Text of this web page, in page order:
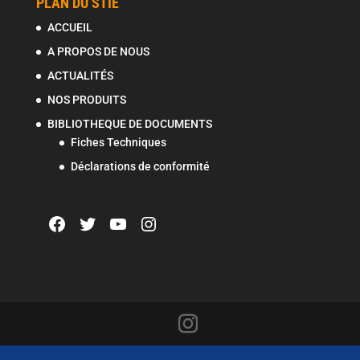
ACCUEIL
A PROPOS DE NOUS
ACTUALITÉS
NOS PRODUITS
BIBLIOTHEQUE DE DOCUMENTS
Fiches Techniques
Déclarations de conformité
Facebook
TwitterYouTubeInstagram